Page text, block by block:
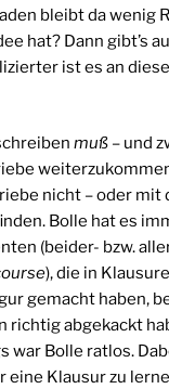
bleibt da wenig
hat? Dann gibt’s
ist es an
muß – und
nicht – oder mit
Bolle hat es
(beider- bzw.
), die in
gemacht haben,
richtig abgekackt
war Bolle ratlos.
eine Klausur zu